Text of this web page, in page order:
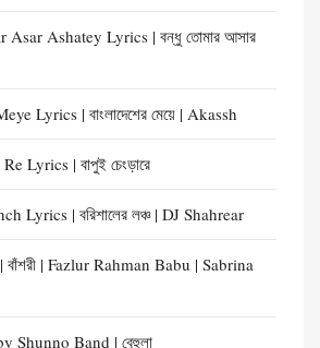
Asar Ashatey Lyrics | বন্ধু তোমার আসার
Lyrics | বাংলাদেশের মেয়ে | Akassh
Lyrics | বাপুই চেংড়ারে
Lyrics | বরিশালের লঞ্চ | DJ Shahrear
| Fazlur Rahman Babu | Sabrina
Shunno Band | বেহুলা